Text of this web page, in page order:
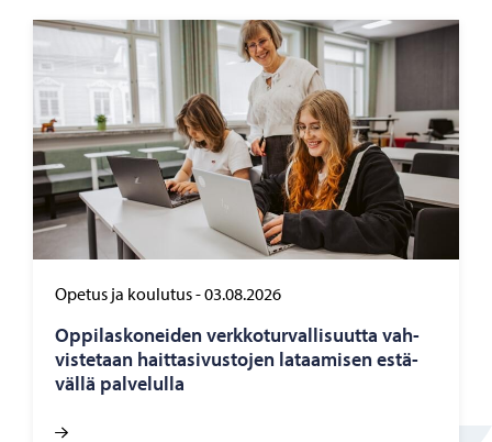
Opetus ja koulutus-03.08.2026
Op­pi­las­ko­nei­den verk­ko­tur­val­li­suut­ta vah­
vis­te­taan hait­ta­si­vus­to­jen la­taa­mi­sen es­tä­
väl­lä pal­ve­lul­la